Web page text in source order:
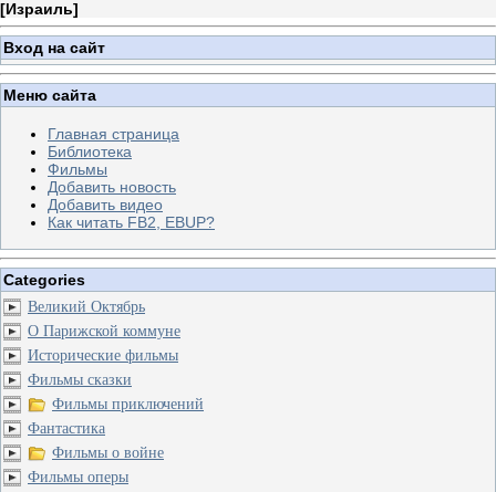
[Израиль]
Вход на сайт
Меню сайта
Главная страница
Библиотека
Фильмы
Добавить новость
Добавить видео
Как читать FB2, EBUP?
Categories
Великий Октябрь
О Парижской коммуне
Исторические фильмы
Фильмы сказки
Фильмы приключений
Фантастика
Фильмы о войне
Фильмы оперы